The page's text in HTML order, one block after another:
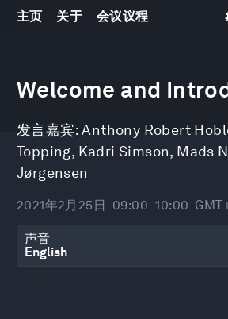
主页 关于 会议议程
Welcome and
发言嘉宾: Anthony Robert
Topping, Kadri Simson, Mads
Jørgensen
2021年2月25日 09:00–10:00
声音
of
45
seconds